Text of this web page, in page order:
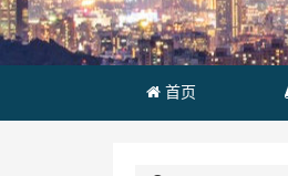
首页